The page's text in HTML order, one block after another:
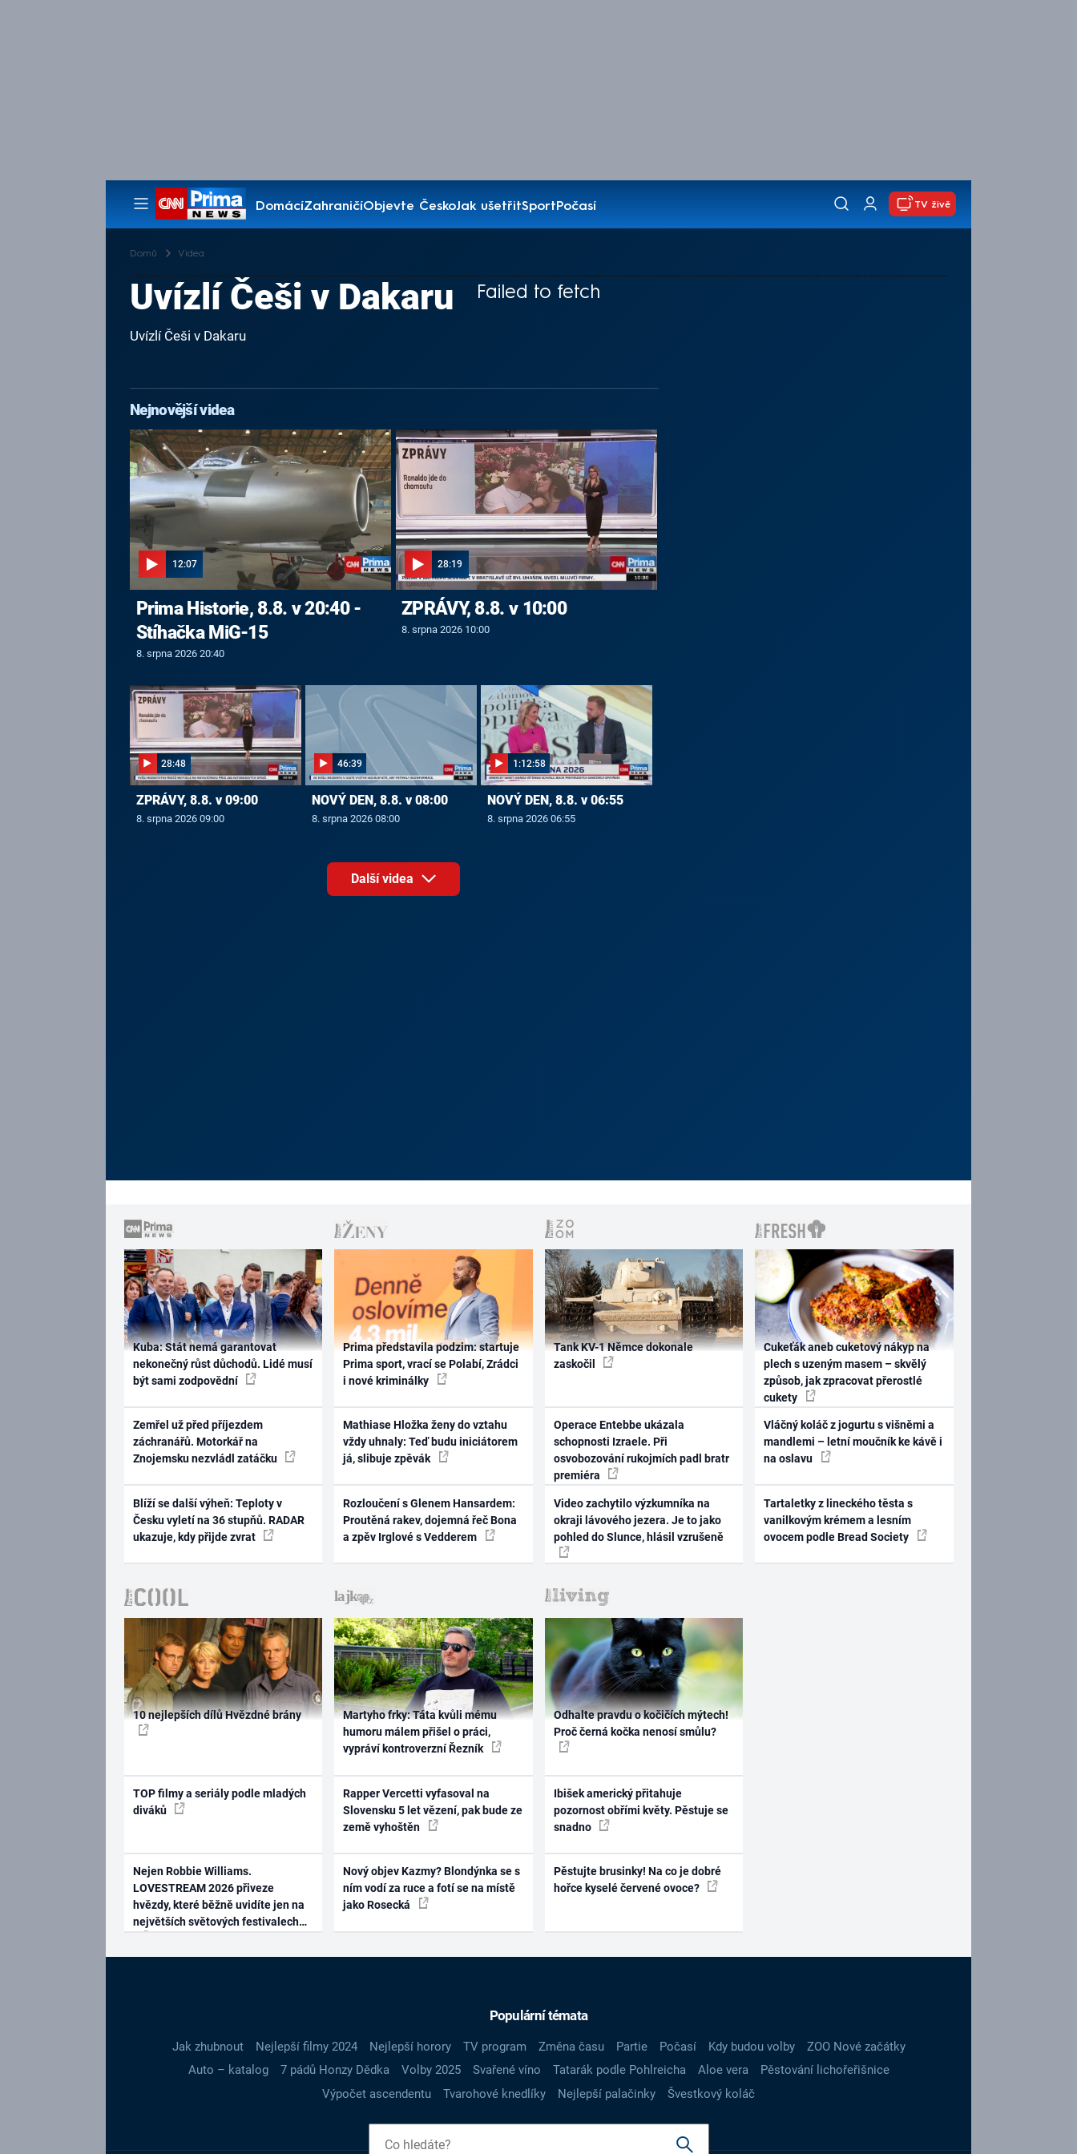
DomácíZahraničíObjevte ČeskoJak ušetřitSportPočasí
Pořady
TV živě
Domů Videa
Failed to fetch
Uvízlí Češi v Dakaru
Uvízlí Češi v Dakaru
Nejnovější videa
12:07
Prima Historie, 8.8. v 20:40 -
Stíhačka MiG-15
8. srpna 2026 20:40
28:19
ZPRÁVY, 8.8. v 10:00
8. srpna 2026 10:00
28:48
ZPRÁVY, 8.8. v 09:00
8. srpna 2026 09:00
46:39
NOVÝ DEN, 8.8. v 08:00
8. srpna 2026 08:00
1:12:58
NOVÝ DEN, 8.8. v 06:55
8. srpna 2026 06:55
Další videa
Kuba: Stát nemá garantovat
nekonečný růst důchodů. Lidé musí
být sami zodpovědní
Zemřel už před příjezdem
záchranářů. Motorkář na
Znojemsku nezvládl zatáčku
Blíží se další výheň: Teploty v
Česku vyletí na 36 stupňů. RADAR
ukazuje, kdy přijde zvrat
Prima představila podzim: startuje
Prima sport, vrací se Polabí, Zrádci
i nové kriminálky
Mathiase Hložka ženy do vztahu
vždy uhnaly: Teď budu iniciátorem
já, slibuje zpěvák
Rozloučení s Glenem Hansardem:
Proutěná rakev, dojemná řeč Bona
a zpěv Irglové s Vedderem
Tank KV-1 Němce dokonale
zaskočil
Operace Entebbe ukázala
schopnosti Izraele. Při
osvobozování rukojmích padl bratr
premiéra
Video zachytilo výzkumníka na
okraji lávového jezera. Je to jako
pohled do Slunce, hlásil vzrušeně
Cukeťák aneb cuketový nákyp na
plech s uzeným masem – skvělý
způsob, jak zpracovat přerostlé
cukety
Vláčný koláč z jogurtu s višněmi a
mandlemi – letní moučník ke kávě i
na oslavu
Tartaletky z lineckého těsta s
vanilkovým krémem a lesním
ovocem podle Bread Society
10 nejlepších dílů Hvězdné brány
TOP filmy a seriály podle mladých
diváků
Nejen Robbie Williams.
LOVESTREAM 2026 přiveze
hvězdy, které běžně uvidíte jen na
největších světových festivalech
Martyho frky: Táta kvůli mému
humoru málem přišel o práci,
vypráví kontroverzní Řezník
Rapper Vercetti vyfasoval na
Slovensku 5 let vězení, pak bude ze
země vyhoštěn
Nový objev Kazmy? Blondýnka se s
ním vodí za ruce a fotí se na místě
jako Rosecká
Odhalte pravdu o kočičích mýtech!
Proč černá kočka nenosí smůlu?
Ibišek americký přitahuje
pozornost obřími květy. Pěstuje se
snadno
Pěstujte brusinky! Na co je dobré
hořce kyselé červené ovoce?
Populární témata
Jak zhubnout Nejlepší filmy 2024 Nejlepší horory TV program Změna času Partie Počasí Kdy budou volby
ZOO Nové začátky
Auto – katalog
7 pádů Honzy Dědka Volby 2025 Svařené víno Tatarák podle Pohlreicha Aloe vera
Pěstování lichořeřišnice
Výpočet ascendentu
Tvarohové knedlíky Nejlepší palačinky Švestkový koláč